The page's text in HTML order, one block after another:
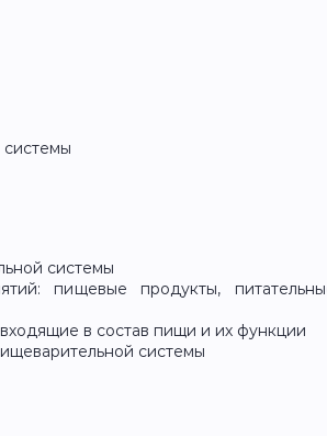
системы
пищевые продукты,
в состав пищи и их функции
системы